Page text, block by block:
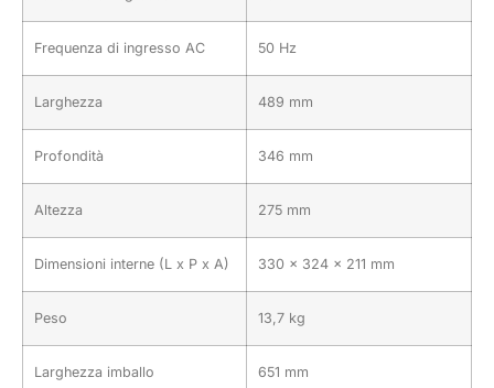
Frequenza di ingresso AC 50 Hz
Larghezza 489 mm
Profondità 346 mm
Altezza 275 mm
Dimensioni interne (L x P x A) 330 x 324 x 211 mm
Peso 13,7 kg
Larghezza imballo 651 mm